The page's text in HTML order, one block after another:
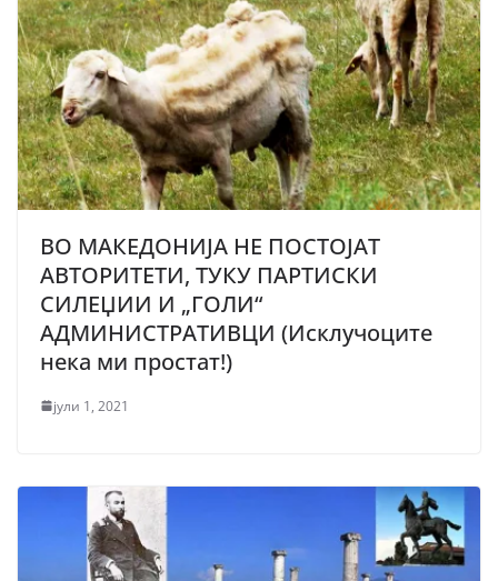
ВО МАКЕДОНИЈА НЕ ПОСТОЈАТ
АВТОРИТЕТИ, ТУКУ ПАРТИСКИ
СИЛЕЏИИ И „ГОЛИ“
АДМИНИСТРАТИВЦИ (Исклучоците
нека ми простат!)
јули 1, 2021